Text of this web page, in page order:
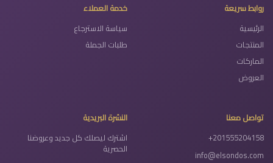
روابط سريعة
الرئيسية
المنتجات
الماركات
العروض
خدمة العملاء
سياسة الاسترجاع
طلبات الجملة
تواصل معنا
+201555204158
info@elsondos.com
النشرة البريدية
اشترك ليصلك كل جديد وعروضنا
الحصرية